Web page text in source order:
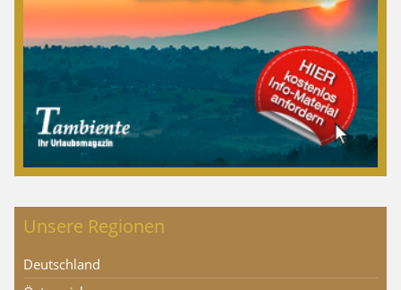
Unsere Regionen
Deutschland